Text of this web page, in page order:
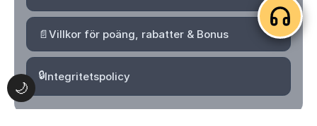
🌙
📄Villkor för poäng, rabatter & Bonus
🔒Integritetspolicy